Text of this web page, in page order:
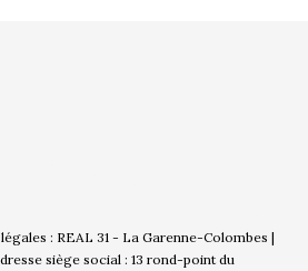
: REAL 31 - La Garenne-Colombes |
siège social : 13 rond-point du